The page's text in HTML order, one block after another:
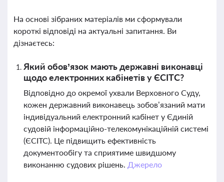
На основі зібраних матеріалів ми сформували
короткі відповіді на актуальні запитання. Ви
дізнаєтесь:
Який обов’язок мають державні виконавці
щодо електронних кабінетів у ЄСІТС?
Відповідно до окремої ухвали Верховного Суду,
кожен державний виконавець зобов’язаний мати
індивідуальний електронний кабінет у Єдиній
судовій інформаційно-телекомунікаційній системі
(ЄСІТС). Це підвищить ефективність
документообігу та сприятиме швидшому
виконанню судових рішень. Джерело